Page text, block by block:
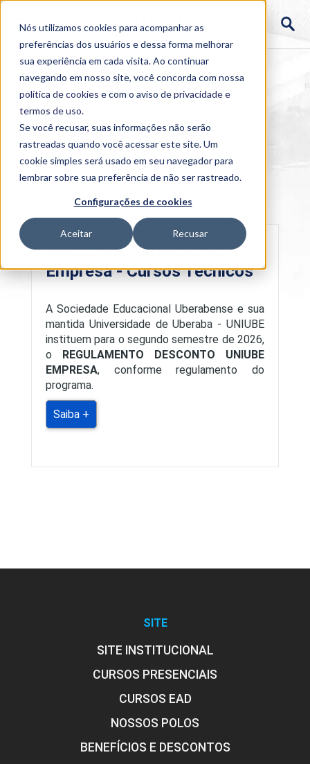
Nós utilizamos cookies para acompanhar as
preferências dos usuários e dessa forma melhorar
sua experiência em cada visita. Ao continuar
navegando em nosso site, você concorda com nossa
política de cookies e com o aviso deprivacidade e
termos de uso.
Se você recusar, suas informações não serão
rastreadas quando você acessar este site. Um
cookie simples será usado em seu navegador para
lembrar sobre sua preferência de não ser rastreado.
Configurações de cookies
Aceitar Recusar
Regulamento Desconto
Empresa - Cursos Técnicos
A Sociedade Educacional Uberabense e sua
mantida Universidade de Uberaba - UNIUBE
instituem para o segundo semestre de 2026,
o REGULAMENTO DESCONTO UNIUBE
EMPRESA, conforme regulamento do
programa.
Saiba +
SITE
SITE INSTITUCIONAL
CURSOS PRESENCIAIS
CURSOS EAD
NOSSOS POLOS
BENEFÍCIOS E DESCONTOS